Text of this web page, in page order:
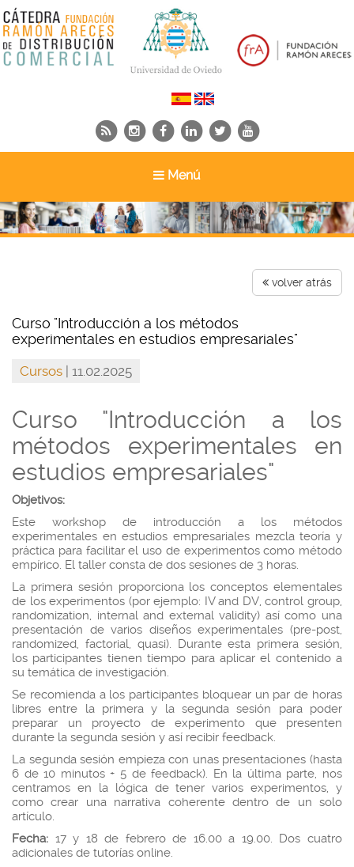
Menú
volver atrás
Curso "Introducción a los métodos
experimentales en estudios empresariales"
Cursos | 11.02.2025
Curso "Introducción a los
métodos experimentales en
estudios empresariales"
Objetivos:
Este workshop de introducción a los métodos
experimentales en estudios empresariales mezcla teoría y
práctica para facilitar el uso de experimentos como método
empírico. El taller consta de dos sesiones de 3 horas.
La primera sesión proporciona los conceptos elementales
de los experimentos (por ejemplo: IV and DV, control group,
randomization, internal and external validity) así como una
presentación de varios diseños experimentales (pre-post,
randomized, factorial, quasi). Durante esta primera sesión,
los participantes tienen tiempo para aplicar el contenido a
su temática de investigación.
Se recomienda a los participantes bloquear un par de horas
libres entre la primera y la segunda sesión para poder
preparar un proyecto de experimento que presenten
durante la segunda sesión y así recibir feedback.
La segunda sesión empieza con unas presentaciones (hasta
6 de 10 minutos + 5 de feedback). En la última parte, nos
centramos en la lógica de tener varios experimentos, y
como crear una narrativa coherente dentro de un solo
artículo.
Fecha: 17 y 18 de febrero de 16.00 a 19.00. Dos cuatro
adicionales de tutorías online.